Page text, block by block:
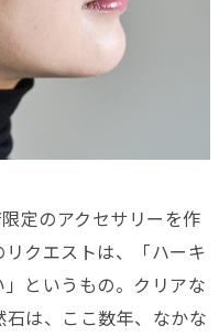
定のアクセサリーを作
クエストは、「ハーキ
というもの。クリアな
は、ここ数年、なかな